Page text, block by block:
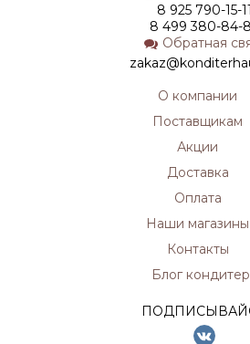
8 925 790-15-11
8 499 380-84-
Обратная
О компании
Поставщикам
Акции
Доставка
Оплата
Наши магазины
Контакты
Блог